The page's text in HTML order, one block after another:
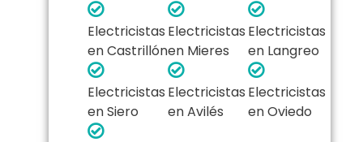
Electricistas
en Castrillón
Electricistas
en Mieres
Electricistas
en Langreo
Electricistas
en Siero
Electricistas
en Avilés
Electricistas
en Oviedo